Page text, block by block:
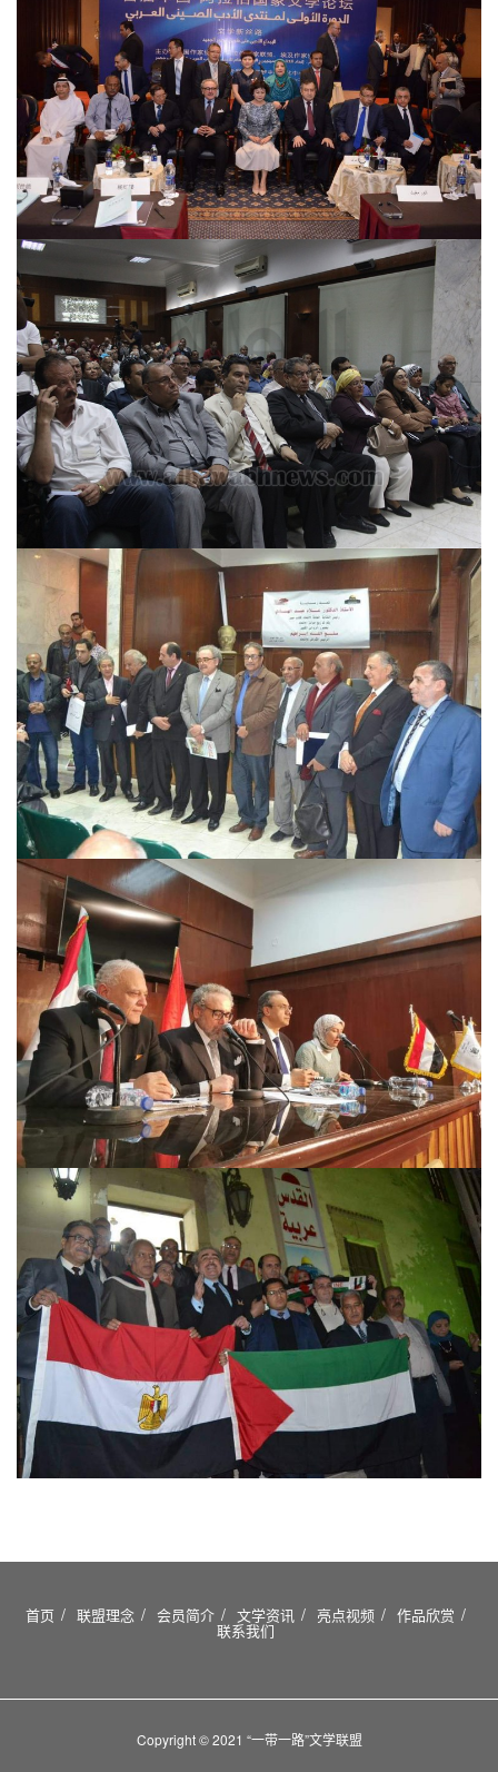
首页 联盟理念 会员简介 文学资讯 亮点视频 作品欣赏
联系我们
Copyright © 2021 “一带一路”文学联盟